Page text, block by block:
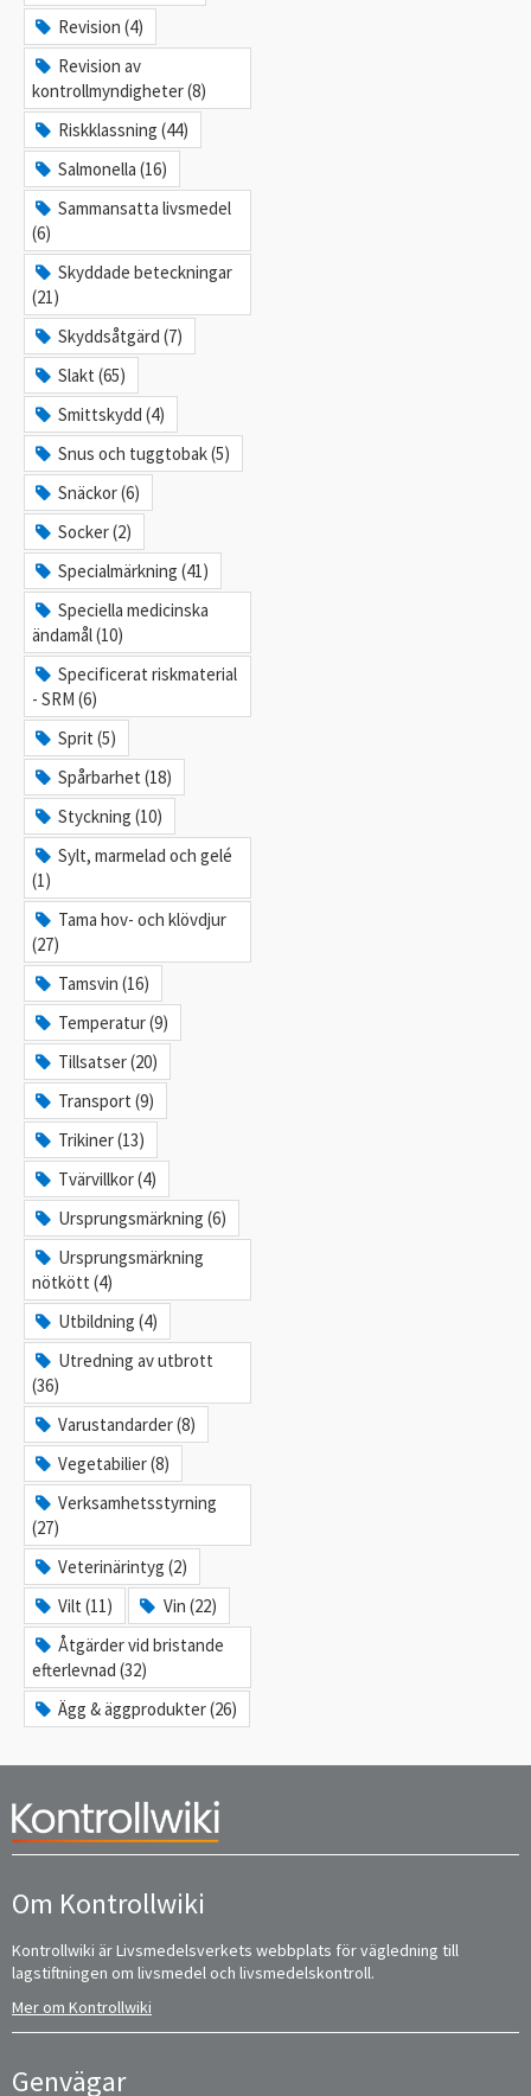
Revision (4)
Revision av
kontrollmyndigheter (8)
Riskklassning (44)
Salmonella (16)
Sammansatta livsmedel
(6)
Skyddade beteckningar
(21)
Skyddsåtgärd (7)
Slakt (65)
Smittskydd (4)
Snus och tuggtobak (5)
Snäckor (6)
Socker (2)
Specialmärkning (41)
Speciella medicinska
ändamål (10)
Specificerat riskmaterial
- SRM (6)
Sprit (5)
Spårbarhet (18)
Styckning (10)
Sylt, marmelad och gelé
(1)
Tama hov- och klövdjur
(27)
Tamsvin (16)
Temperatur (9)
Tillsatser (20)
Transport (9)
Trikiner (13)
Tvärvillkor (4)
Ursprungsmärkning (6)
Ursprungsmärkning
nötkött (4)
Utbildning (4)
Utredning av utbrott
(36)
Varustandarder (8)
Vegetabilier (8)
Verksamhetsstyrning
(27)
Veterinärintyg (2)
Vilt (11)
Vin (22)
Åtgärder vid bristande
efterlevnad (32)
Ägg & äggprodukter (26)
Om Kontrollwiki
Kontrollwiki är Livsmedelsverkets webbplats för vägledning till
lagstiftningen om livsmedel och livsmedelskontroll.
Mer om Kontrollwiki
Genvägar